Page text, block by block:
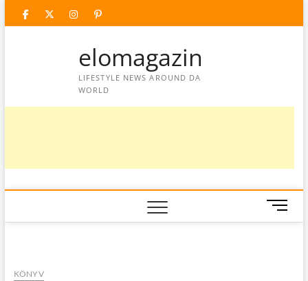
facebooktwitter
instagram
googleplus
pinterest
elomagazin
LIFESTYLE NEWS AROUND DA
WORLD
M
e
KÖNYV